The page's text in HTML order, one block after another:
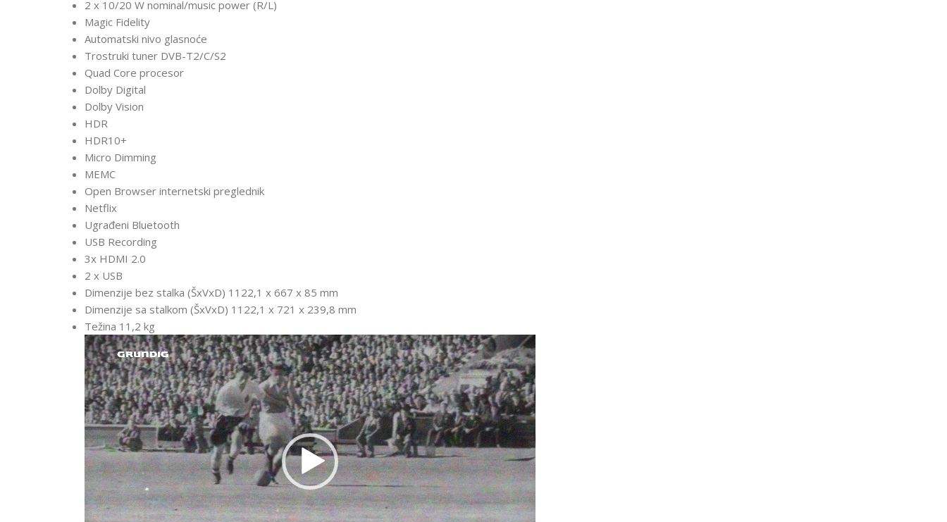
2 x 10/20 W nominal/music power (R/L)
Magic Fidelity
Automatski nivo glasnoće
Trostruki tuner DVB-T2/C/S2
Quad Core procesor
Dolby Digital
Dolby Vision
HDR
HDR10+
Micro Dimming
MEMC
Open Browser internetski preglednik
Netflix
Ugrađeni Bluetooth
USB Recording
3x HDMI 2.0
2 x USB
Dimenzije bez stalka (ŠxVxD) 1122,1 x 667 x 85 mm
Dimenzije sa stalkom (ŠxVxD) 1122,1 x 721 x 239,8 mm
Težina 11,2 kg
Video
Player